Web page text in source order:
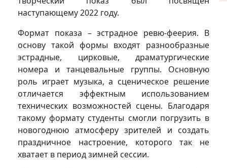
наступающему 2022 году.
Формат показа – эстрадное ревю-феерия. В
основу такой формы входят разнообразные
эстрадные, цирковые, драматургические
номера и танцевальные группы. Основную
роль играет музыка, а сценическое решение
отличается эффектным использованием
технических возможностей сцены. Благодаря
такому формату студенты смогли погрузить в
новогоднюю атмосферу зрителей и создать
праздничное настроение, которого так не
хватает в период зимней сессии.